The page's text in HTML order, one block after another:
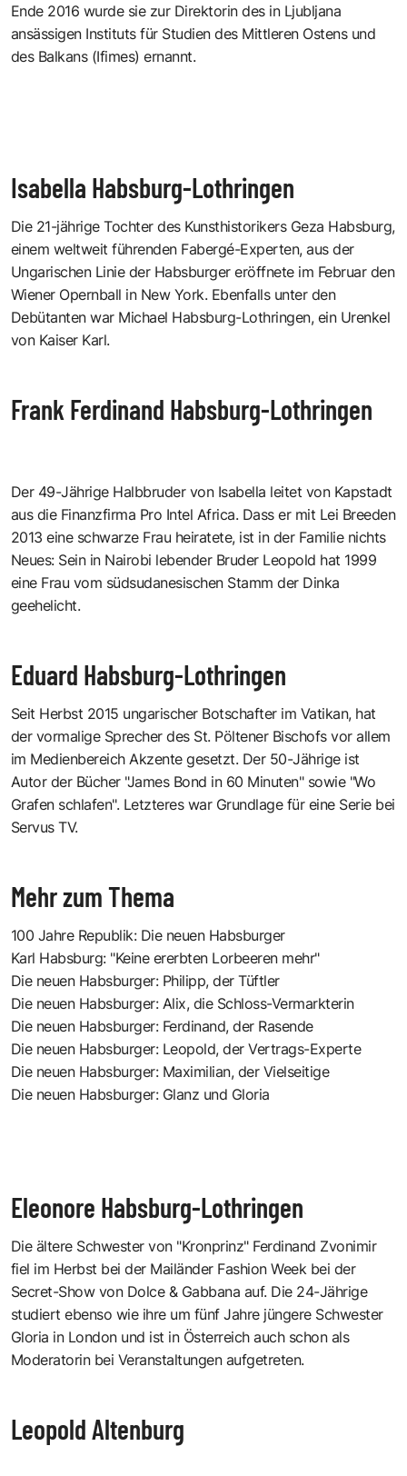
Ende 2016 wurde sie zur Direktorin des in Ljubljana
ansässigen Instituts für Studien des Mittleren Ostens und
des Balkans (Ifimes) ernannt.
Isabella Habsburg-Lothringen
Die 21-jährige Tochter des Kunsthistorikers Geza Habsburg,
einem weltweit führenden Fabergé-Experten, aus der
Ungarischen Linie der Habsburger eröffnete im Februar den
Wiener Opernball in New York. Ebenfalls unter den
Debütanten war Michael Habsburg-Lothringen, ein Urenkel
von Kaiser Karl.
Frank Ferdinand Habsburg-Lothringen
Der 49-Jährige Halbbruder von Isabella leitet von Kapstadt
aus die Finanzfirma Pro Intel Africa. Dass er mit Lei Breeden
2013 eine schwarze Frau heiratete, ist in der Familie nichts
Neues: Sein in Nairobi lebender Bruder Leopold hat 1999
eine Frau vom südsudanesischen Stamm der Dinka
geehelicht.
Eduard Habsburg-Lothringen
Seit Herbst 2015 ungarischer Botschafter im Vatikan, hat
der vormalige Sprecher des St. Pöltener Bischofs vor allem
im Medienbereich Akzente gesetzt. Der 50-Jährige ist
Autor der Bücher "James Bond in 60 Minuten" sowie "Wo
Grafen schlafen". Letzteres war Grundlage für eine Serie bei
Servus TV.
Mehr zum Thema
100 Jahre Republik: Die neuen Habsburger
Karl Habsburg: "Keine ererbten Lorbeeren mehr"
Die neuen Habsburger: Philipp, der Tüftler
Die neuen Habsburger: Alix, die Schloss-Vermarkterin
Die neuen Habsburger: Ferdinand, der Rasende
Die neuen Habsburger: Leopold, der Vertrags-Experte
Die neuen Habsburger: Maximilian, der Vielseitige
Die neuen Habsburger: Glanz und Gloria
Eleonore Habsburg-Lothringen
Die ältere Schwester von "Kronprinz" Ferdinand Zvonimir
fiel im Herbst bei der Mailänder Fashion Week bei der
Secret-Show von Dolce & Gabbana auf. Die 24-Jährige
studiert ebenso wie ihre um fünf Jahre jüngere Schwester
Gloria in London und ist in Österreich auch schon als
Moderatorin bei Veranstaltungen aufgetreten.
Leopold Altenburg